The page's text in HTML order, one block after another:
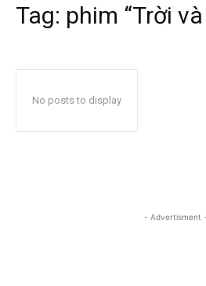
Tag: phim “Trời
No posts to display
- Advertisment -